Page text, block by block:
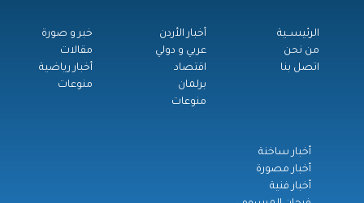
الرئيســية
من نحن
اتصل بنا
أخبار الأردن
عربي و دولي
اقتصاد
برلمان
منوعات
خبر و صورة
مقالات
أخبار رياضية
منوعات
أخبار ساخنة
أخبار مصورة
أخبار فنية